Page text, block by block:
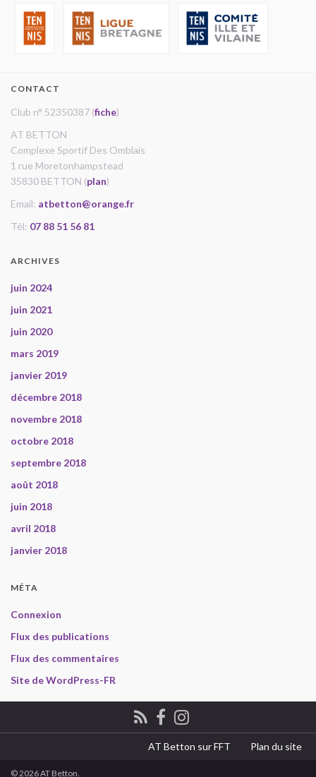
CONTACT
Club n° 52350387 (fiche)
AT BETTON
Complexe Sportif Des Omblais
1 rue Moretonhampstead
35830 BETTON (plan)
Email: atbetton@orange.fr
Tél: 07 88 51 56 81
ARCHIVES
juin 2024
juin 2021
juin 2020
mars 2019
janvier 2019
décembre 2018
novembre 2018
octobre 2018
septembre 2018
août 2018
juin 2018
avril 2018
janvier 2018
MÉTA
Connexion
Flux des publications
Flux des commentaires
Site de WordPress-FR
AT Betton sur FFT Plan du site
© 2026 AT Betton.